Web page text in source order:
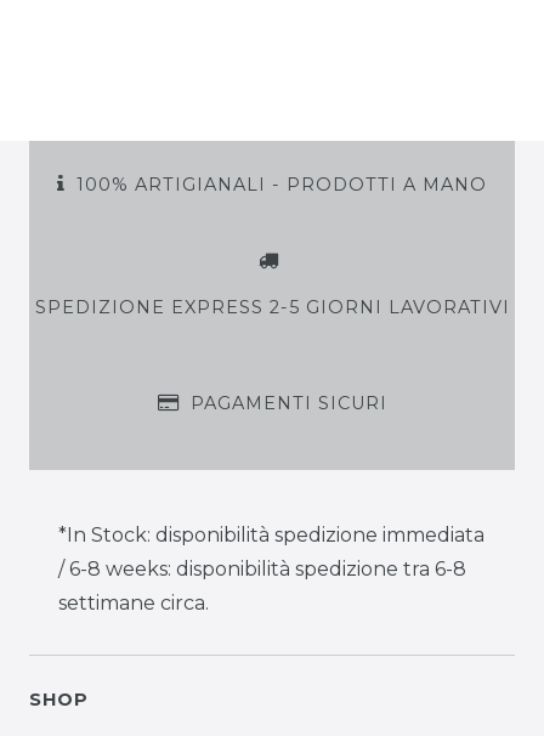
100% ARTIGIANALI - PRODOTTI A MANO
SPEDIZIONE EXPRESS 2-5 GIORNI LAVORATIVI
PAGAMENTI SICURI
*In Stock: disponibilità spedizione immediata
/ 6-8 weeks: disponibilità spedizione tra 6-8
settimane circa.
SHOP